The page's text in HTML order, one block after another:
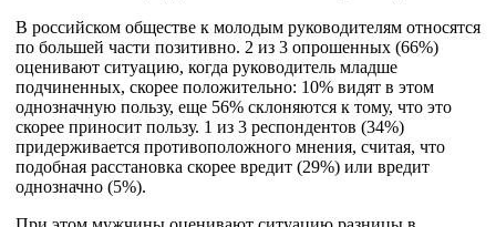
В российском обществе к молодым руководителям относятся
по большей части позитивно. 2 из 3 опрошенных (66%)
оценивают ситуацию, когда руководитель младше
подчиненных, скорее положительно: 10% видят в этом
однозначную пользу, еще 56% склоняются к тому, что это
скорее приносит пользу. 1 из 3 респондентов (34%)
придерживается противоположного мнения, считая, что
подобная расстановка скорее вредит (29%) или вредит
однозначно (5%).